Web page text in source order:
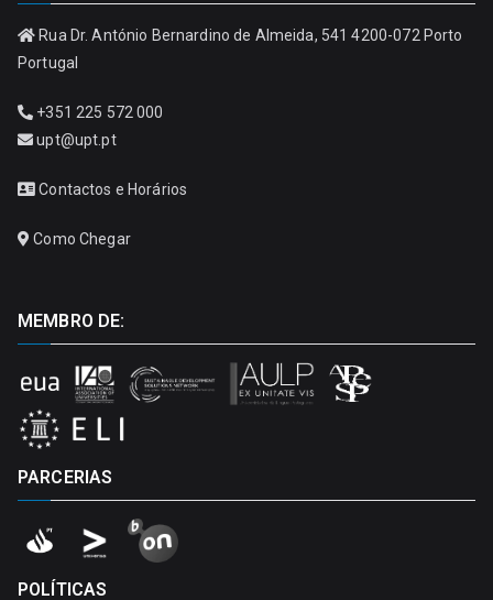
Rua Dr. António Bernardino de Almeida, 541 4200-072 Porto
Portugal
+351 225 572 000
upt@upt.pt
Contactos e Horários
Como Chegar
MEMBRO DE:
PARCERIAS
POLÍTICAS